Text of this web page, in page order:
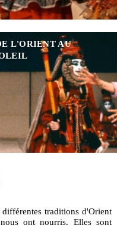
L'ORIENT AU
traditions d'Orient
ont nourris. Elles sont